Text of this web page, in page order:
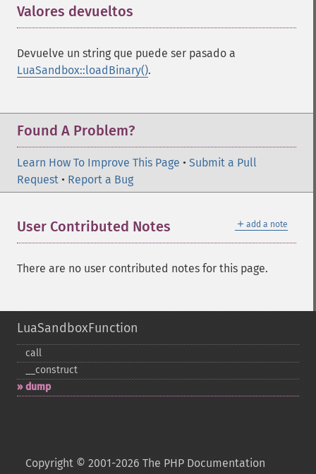
Valores devueltos
Devuelve un string que puede ser pasado a
LuaSandbox::loadBinary().
Found A Problem?
Learn How To Improve This Page • Submit a Pull
Request • Report a Bug
＋ add a note
User Contributed Notes
There are no user contributed notes for this page.
LuaSandboxFunction
call
_​_​construct
dump
Copyright © 2001-2026 The PHP Documentation